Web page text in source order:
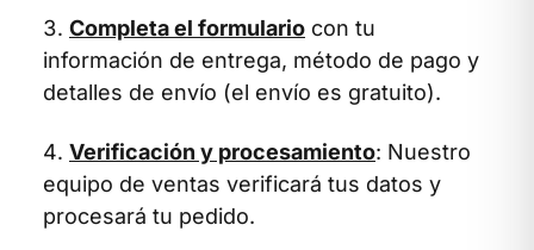
Completa el formulario con tu
información de entrega, método de pago y
detalles de envío (el envío es gratuito).
Verificación y procesamiento: Nuestro
equipo de ventas verificará tus datos y
procesará tu pedido.